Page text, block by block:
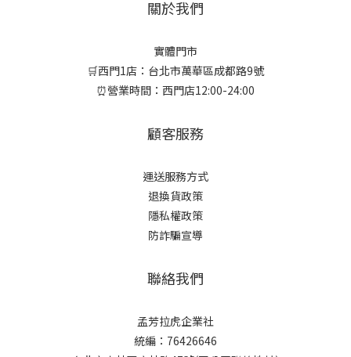
關於我們
實體門市
🛒西門1店：台北市萬華區成都路9號
⏰營業時間：西門店12:00-24:00
顧客服務
運送服務方式
退換貨政策
隱私權政策
防詐騙宣導
聯絡我們
孟芳拉虎企業社
統編：76426646